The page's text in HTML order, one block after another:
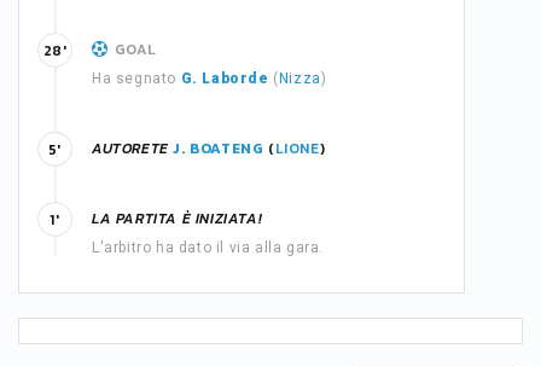
GOAL
Ha segnato G. Laborde ( Nizza)
28'
AUTORETE J. BOATENG (LIONE)
5'
LA PARTITA È INIZIATA!
L'arbitro ha dato il via alla gara.
1'